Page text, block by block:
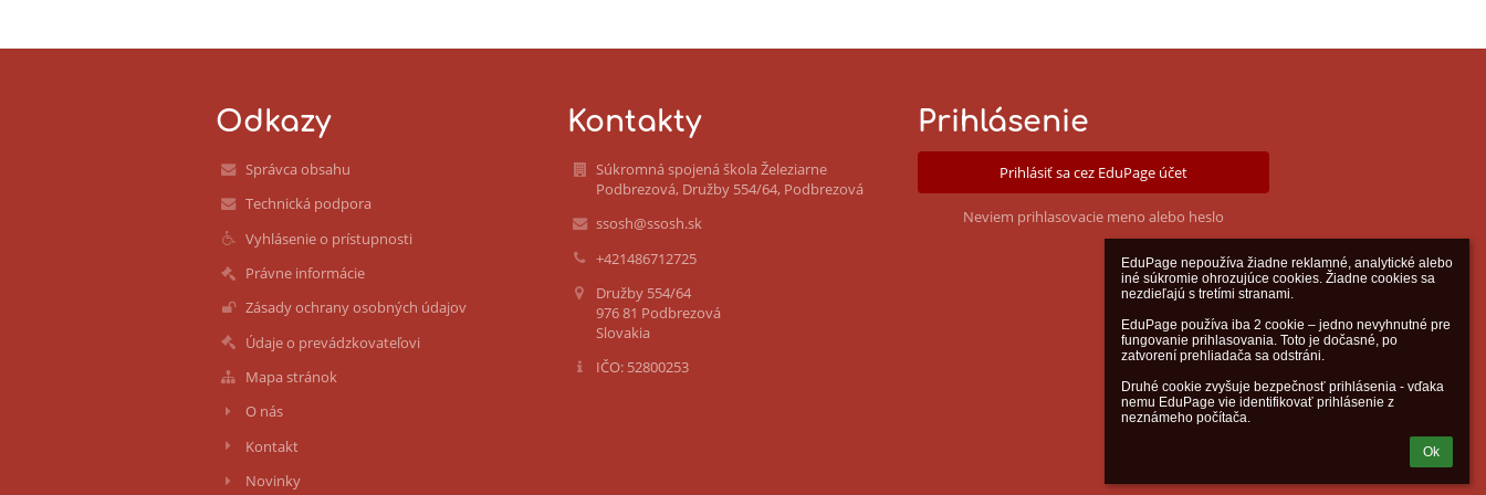
EduPage nepoužíva žiadne reklamné, analytické alebo
iné súkromie ohrozujúce cookies. Žiadne cookies sa
nezdieľajú s tretími stranami.
EduPage používa iba 2 cookie – jedno nevyhnutné pre
fungovanie prihlasovania. Toto je dočasné, po
zatvorení prehliadača sa odstráni.
Druhé cookie zvyšuje bezpečnosť prihlásenia - vďaka
nemu EduPage vie identifikovať prihlásenie z
neznámeho počítača.
Ok
Odkazy
Správca obsahu
Technická podpora
Vyhlásenie o prístupnosti
Právne informácie
Zásady ochrany osobných údajov
Údaje o prevádzkovateľovi
Mapa stránok
O nás
Kontakt
Novinky
Kontakty
Súkromná spojená škola Železiarne
Podbrezová, Družby 554/64, Podbrezová
ssosh@ssosh.sk
+421486712725
Družby 554/64
976 81 Podbrezová
Slovakia
IČO: 52800253
Prihlásenie
Prihlásiť sa cez EduPage účet
Neviem prihlasovacie meno alebo heslo